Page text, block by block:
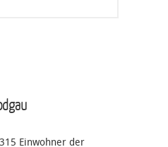
Einwohner der